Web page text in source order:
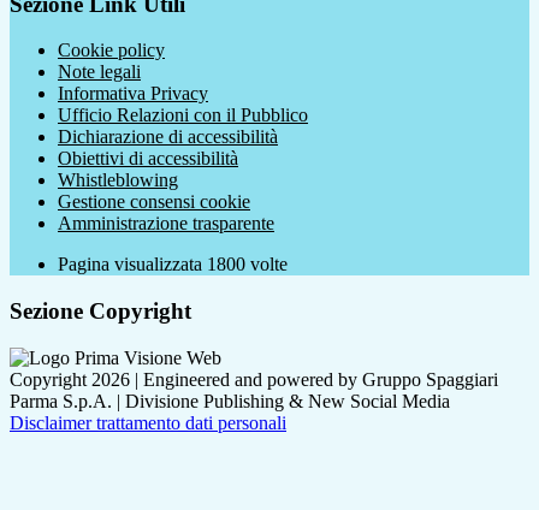
Cookie policy
Note legali
Informativa Privacy
Ufficio Relazioni con il Pubblico
Dichiarazione di accessibilità
Obiettivi di accessibilità
Whistleblowing
Gestione consensi cookie
Amministrazione trasparente
Pagina visualizzata 1800 volte
Sezione Copyright
Copyright 2026 | Engineered and powered by Gruppo Spaggiari
Parma S.p.A. | Divisione Publishing & New Social Media
Disclaimer trattamento dati personali